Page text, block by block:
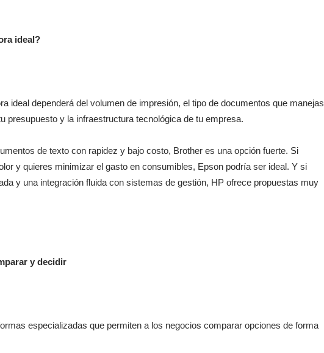
ideal?
ideal dependerá del volumen de impresión, el tipo de documentos que manejas
presupuesto y la infraestructura tecnológica de tu empresa.
de texto con rapidez y bajo costo, Brother es una opción fuerte. Si
y quieres minimizar el gasto en consumibles, Epson podría ser ideal. Y si
y una integración fluida con sistemas de gestión, HP ofrece propuestas muy
y decidir
especializadas que permiten a los negocios comparar opciones de forma